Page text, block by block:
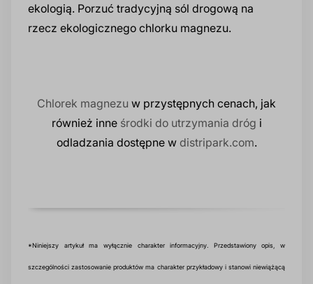
ekologią. Porzuć tradycyjną sól drogową na
rzecz ekologicznego chlorku magnezu.
Chlorek magnezu w przystępnych cenach, jak
również inne środki do utrzymania dróg i
odladzania dostępne w distripark.com.
*Niniejszy artykuł ma wyłącznie charakter informacyjny. Przedstawiony opis, w
szczególności zastosowanie produktów ma charakter przykładowy i stanowi niewiążącą